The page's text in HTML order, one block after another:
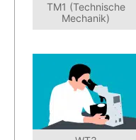
TM1 (Technische
Mechanik)